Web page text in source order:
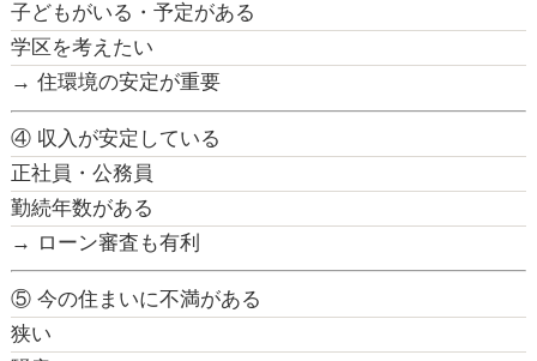
子どもがいる・予定がある
学区を考えたい
→ 住環境の安定が重要
④ 収入が安定している
正社員・公務員
勤続年数がある
→ ローン審査も有利
⑤ 今の住まいに不満がある
狭い